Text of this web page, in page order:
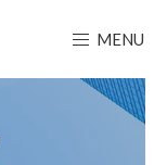
MENU